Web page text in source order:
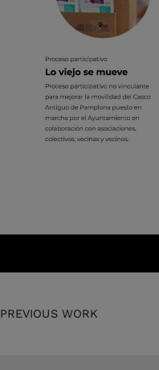
PREVIOUS WORK